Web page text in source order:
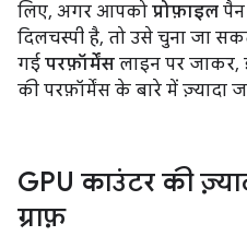
लिए, अगर आपको प्रोफ़ाइल
दिलचस्पी है, तो उसे चुना जा
गई परफ़ॉर्मेंस लाइन पर जाकर,
की परफ़ॉर्मेंस के बारे में ज़्यादा
GPU काउंटर की
ग्राफ़